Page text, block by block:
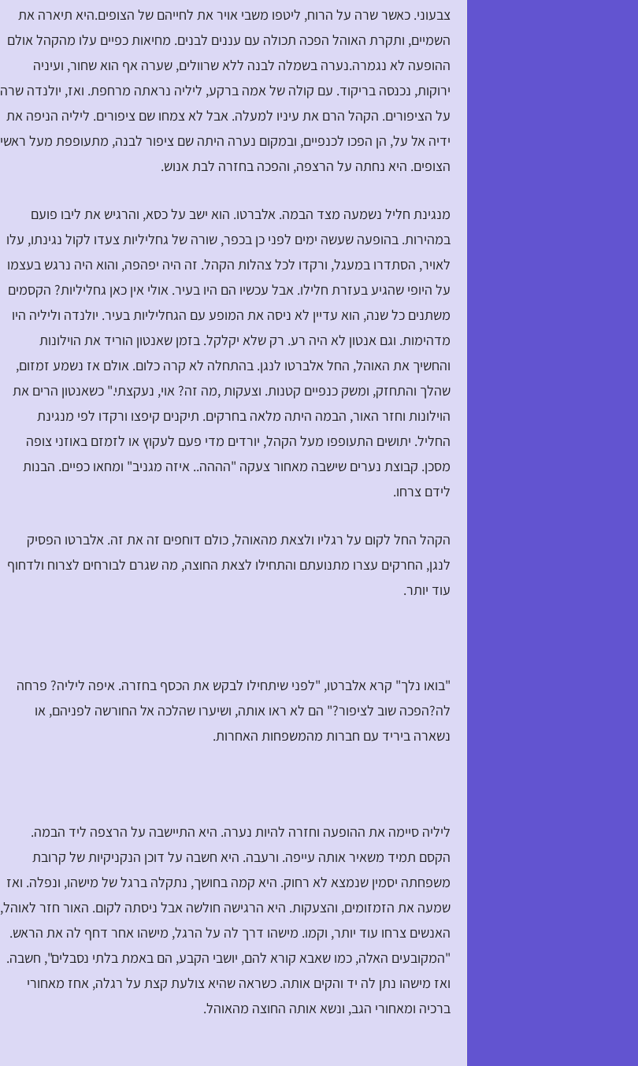
צבעוני. כאשר שרה על הרוח, ליטפו משבי אויר את לחייהם של הצופים.היא תיארה את
השמיים, ותקרת האוהל הפכה תכולה עם עננים לבנים. מחיאות כפיים עלו מהקהל אולם
ההופעה לא נגמרה.נערה בשמלה לבנה ללא שרוולים, שערה אף הוא שחור, ועיניה
ירוקות, נכנסה בריקוד. עם קולה של אמה ברקע, ליליה נראתה מרחפת. ואז, יולנדה שרה
על הציפורים. הקהל הרם את עיניו למעלה. אבל לא צמחו שם ציפורים. ליליה הניפה את
ידיה אל על, הן הפכו לכנפיים, ובמקום נערה היתה שם ציפור לבנה, מתעופפת מעל ראשי
הצופים. היא נחתה על הרצפה, והפכה בחזרה לבת אנוש.
מנגינת חליל נשמעה מצד הבמה. אלברטו. הוא ישב על כסא, והרגיש את ליבו פועם
במהירות. בהופעה שעשה ימים לפני כן בכפר, שורה של גחליליות צעדו לקול נגינתו, עלו
לאויר, הסתדרו במעגל, ורקדו לכל צהלות הקהל. זה היה יפהפה, והוא היה נרגש בעצמו
על היופי שהגיע בעזרת חלילו. אבל עכשיו הם היו בעיר. אולי אין כאן גחליליות? הקסמים
משתנים כל שנה, הוא עדיין לא ניסה את המופע עם הגחליליות בעיר. יולנדה וליליה היו
מדהימות. וגם אנטון לא היה רע. רק שלא יקלקל. בזמן שאנטון הוריד את הוילונות
והחשיך את האוהל, החל אלברטו לנגן. בהתחלה לא קרה כלום. אולם אז נשמע זמזום,
שהלך והתחזק, ומשק כנפיים קטנות. וצעקות ,מה זה? אוי, נעקצתי." כשאנטון הרים את
הוילונות וחזר האור, הבמה היתה מלאה בחרקים. תיקנים קיפצו ורקדו לפי מנגינת
החליל. יתושים התעופפו מעל הקהל, יורדים מדי פעם לעקוץ או לזמזם באוזני צופה
מסכן. קבוצת נערים שישבה מאחור צעקה "הההה.. איזה מגניב" ומחאו כפיים. הבנות
לידם צרחו.
הקהל החל לקום על רגליו ולצאת מהאוהל, כולם דוחפים זה את זה. אלברטו הפסיק
לנגן, החרקים עצרו מתנועתם והתחילו לצאת החוצה, מה שגרם לבורחים לצרוח ולדחוף
עוד יותר.
"בואו נלך" קרא אלברטו, "לפני שיתחילו לבקש את הכסף בחזרה. איפה ליליה? פרחה
לה?הפכה שוב לציפור?" הם לא ראו אותה, ושיערו שהלכה אל החורשה לפניהם, או
נשארה ביריד עם חברות מהמשפחות האחרות.
ליליה סיימה את ההופעה וחזרה להיות נערה. היא התיישבה על הרצפה ליד הבמה.
הקסם תמיד משאיר אותה עייפה. ורעבה. היא חשבה על דוכן הנקניקיות של קרובת
משפחתה יסמין שנמצא לא רחוק. היא קמה בחושך, נתקלה ברגל של מישהו, ונפלה. ואז
שמעה את הזמזומים, והצעקות. היא הרגישה חולשה אבל ניסתה לקום. האור חזר לאוהל,
האנשים צרחו עוד יותר, וקמו. מישהו דרך לה על הרגל, מישהו אחר דחף לה את הראש.
"המקובעים האלה, כמו שאבא קורא להם, יושבי הקבע, הם באמת בלתי נסבלים", חשבה.
ואז מישהו נתן לה יד והקים אותה. כשראה שהיא צולעת קצת על רגלה, אחז מאחורי
ברכיה ומאחורי הגב, ונשא אותה החוצה מהאוהל.